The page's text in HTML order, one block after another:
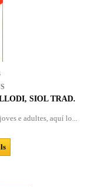
SIOL TRAD.
e adultes, aquí lo...